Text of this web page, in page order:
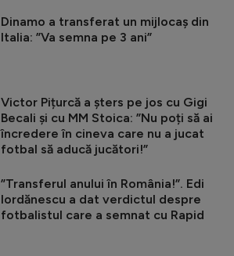
Dinamo a transferat un mijlocaș din
Italia: ”Va semna pe 3 ani”
Victor Pițurcă a șters pe jos cu Gigi
Becali și cu MM Stoica: ”Nu poți să ai
încredere în cineva care nu a jucat
fotbal să aducă jucători!”
”Transferul anului în România!”. Edi
Iordănescu a dat verdictul despre
fotbalistul care a semnat cu Rapid